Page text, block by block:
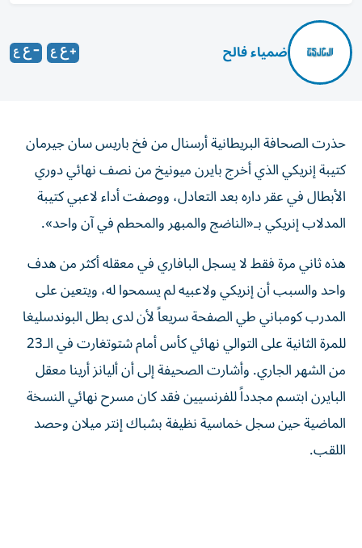
ضمياء فالح
حذرت الصحافة البريطانية أرسنال من فخ باريس سان جيرمان
كتيبة إنريكي الذي أخرج بايرن ميونيخ من نصف نهائي دوري
الأبطال في عقر داره بعد التعادل، ووصفت أداء لاعبي كتيبة
المدلاب إنريكي بـ«الناضج والمبهر والمحطم في آن واحد».
هذه ثاني مرة فقط لا يسجل البافاري في معقله أكثر من هدف
واحد والسبب أن إنريكي ولاعبيه لم يسمحوا له، ويتعين على
المدرب كومباني طي الصفحة سريعاً لأن لدى بطل البوندسليغا
للمرة الثانية على التوالي نهائي كأس أمام شتوتغارت في الـ23
من الشهر الجاري. وأشارت الصحيفة إلى أن أليانز أرينا معقل
البايرن ابتسم مجدداً للفرنسيين فقد كان مسرح نهائي النسخة
الماضية حين سجل خماسية نظيفة بشباك إنتر ميلان وحصد
اللقب.